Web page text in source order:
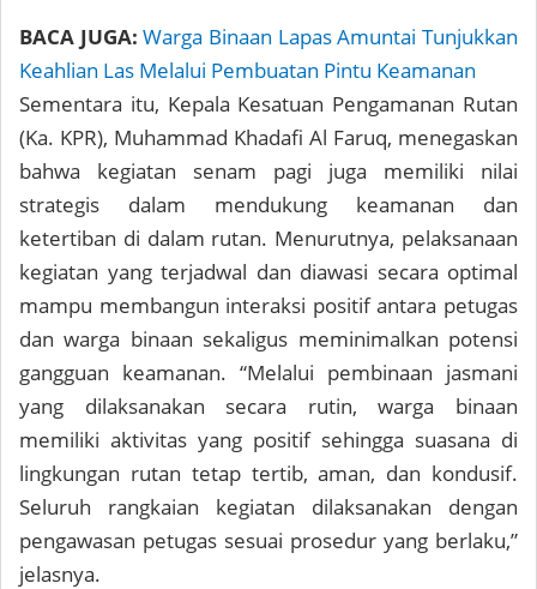
BACA JUGA: Warga Binaan Lapas Amuntai Tunjukkan
Keahlian Las Melalui Pembuatan Pintu Keamanan
Sementara itu, Kepala Kesatuan Pengamanan Rutan
(Ka. KPR), Muhammad Khadafi Al Faruq, menegaskan
bahwa kegiatan senam pagi juga memiliki nilai
strategis dalam mendukung keamanan dan
ketertiban di dalam rutan. Menurutnya, pelaksanaan
kegiatan yang terjadwal dan diawasi secara optimal
mampu membangun interaksi positif antara petugas
dan warga binaan sekaligus meminimalkan potensi
gangguan keamanan. “Melalui pembinaan jasmani
yang dilaksanakan secara rutin, warga binaan
memiliki aktivitas yang positif sehingga suasana di
lingkungan rutan tetap tertib, aman, dan kondusif.
Seluruh rangkaian kegiatan dilaksanakan dengan
pengawasan petugas sesuai prosedur yang berlaku,”
jelasnya.